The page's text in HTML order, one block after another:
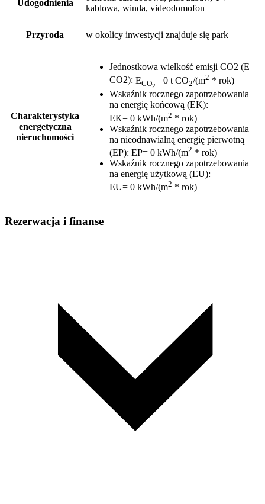
Udogodnienia
kablowa, winda, videodomofon
Przyroda w okolicy inwestycji znajduje się park
Charakterystyka
energetyczna
nieruchomości
Jednostkowa wielkość emisji CO2 (E
CO2): ECO2
= 0 t CO2/(m2 * rok)
Wskaźnik rocznego zapotrzebowania
na energię końcową (EK):
EK= 0 kWh/(m2 * rok)
Wskaźnik rocznego zapotrzebowania
na nieodnawialną energię pierwotną
(EP): EP= 0 kWh/(m2 * rok)
Wskaźnik rocznego zapotrzebowania
na energię użytkową (EU):
EU= 0 kWh/(m2 * rok)
Rezerwacja i finanse